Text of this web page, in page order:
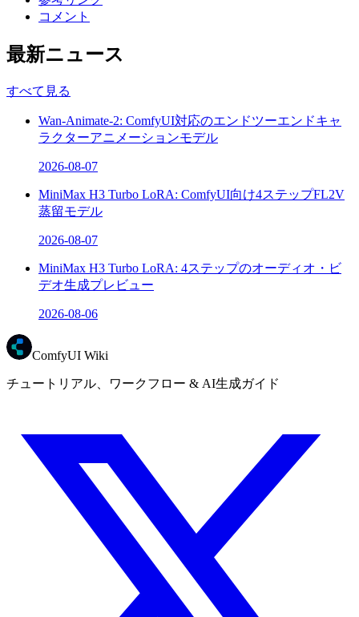
コメント
最新ニュース
すべて見る
Wan-Animate-2: ComfyUI対応のエンドツーエンドキャ
ラクターアニメーションモデル
2026-08-07
MiniMax H3 Turbo LoRA: ComfyUI向け4ステップFL2V
蒸留モデル
2026-08-07
MiniMax H3 Turbo LoRA: 4ステップのオーディオ・ビ
デオ生成プレビュー
2026-08-06
ComfyUI Wiki
チュートリアル、ワークフロー & AI生成ガイド